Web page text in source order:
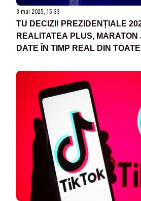
3 mai 2025, 15:33
TU DECIZI! PREZIDENȚIALE
REALITATEA PLUS,
DATE ÎN TIMP REAL DIN
SONDAJ AVANGARDE